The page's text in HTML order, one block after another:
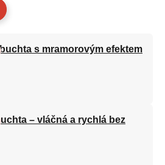
s mramorovým efektem
– vláčná a rychlá bez